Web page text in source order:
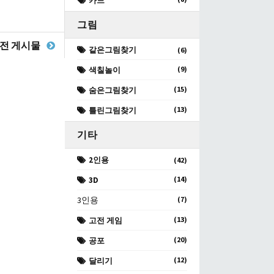
게시물
그림
같은그림찾기 (6)
색칠놀이 (9)
숨은그림찾기 (15)
틀린그림찾기 (13)
기타
2인용 (42)
3D (14)
3인용 (7)
고전 게임 (13)
공포 (20)
달리기 (12)